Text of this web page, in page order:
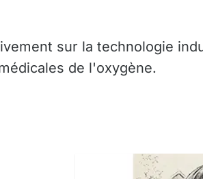
sur la technologie
de l'oxygène.